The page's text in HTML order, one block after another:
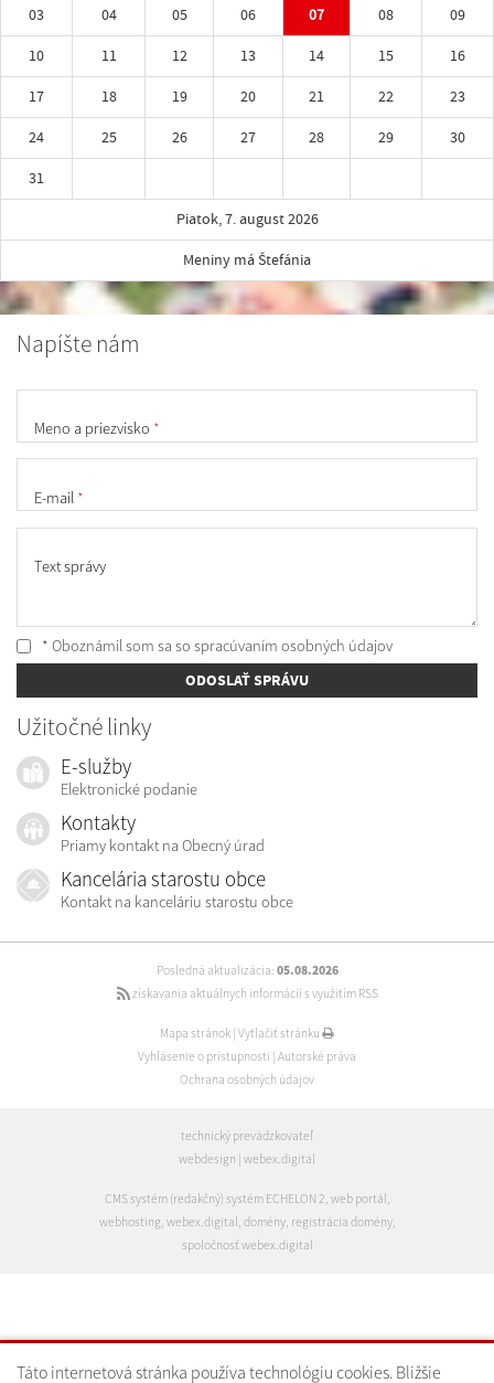
Táto internetová stránka používa technológiu cookies. Bližšie
03
04 05 06 07 08
09
10
11 12 13 14 15
16
17
18 19 20 21 22
23
24
25 26 27 28 29
30
31
Piatok, 7. august 2026
Meniny má Štefánia
Napíšte nám
Meno a priezvisko *
E-mail *
Text správy
* Oboznámil som sa so spracúvaním osobných údajov
ODOSLAŤ SPRÁVU
Užitočné linky
E-služby
Elektronické podanie
Kontakty
Priamy kontakt na Obecný úrad
Kancelária starostu obce
Kontakt na kanceláriu starostu obce
Posledná aktualizácia: 05.08.2026
získavania aktuálnych informácií s využitím RSS
Mapa stránok Vytlačiť stránku
Vyhlásenie o prístupnosti Autorské práva
Ochrana osobných údajov
technický prevádzkovateľ
webdesign webex.digital
CMS systém (redakčný) systém ECHELON 2, web portál ,
webhosting, webex.digital , domény, registrácia domény,
spoločnosť webex.digital